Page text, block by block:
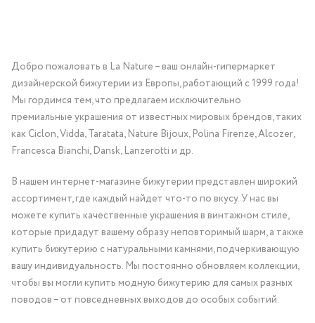
Добро пожаловать в La Nature – ваш онлайн-гипермаркет
дизайнерской бижутерии из Европы, работающий с 1999 года!
Мы гордимся тем, что предлагаем исключительно
премиальные украшения от известных мировых брендов, таких
как Ciclon, Vidda, Taratata, Nature Bijoux, Polina Firenze, Alcozer,
Francesca Bianchi, Dansk, Lanzerotti и др.
В нашем интернет-магазине бижутерии представлен широкий
ассортимент, где каждый найдет что-то по вкусу. У нас вы
можете купить качественные украшения в винтажном стиле,
которые придадут вашему образу неповторимый шарм, а также
купить бижутерию с натуральными камнями, подчеркивающую
вашу индивидуальность. Мы постоянно обновляем коллекции,
чтобы вы могли купить модную бижутерию для самых разных
поводов – от повседневных выходов до особых событий.